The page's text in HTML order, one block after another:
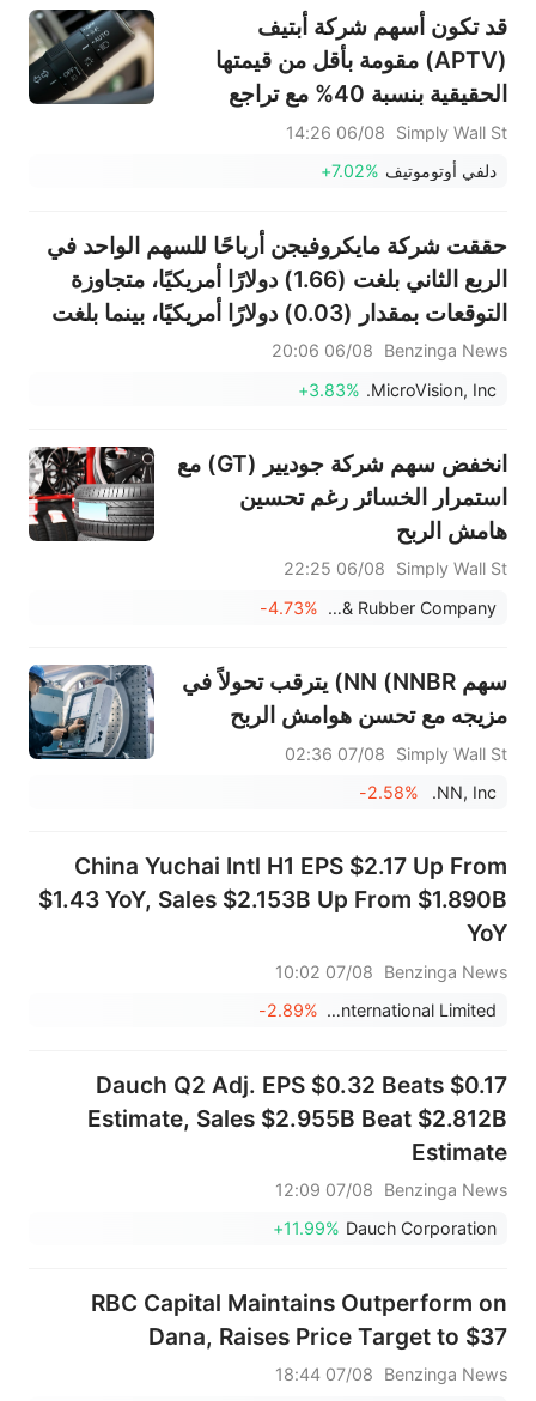
قد تكون أسهم شركة أبتيف
(APTV) مقومة بأقل من قيمتها
الحقيقية بنسبة 40% مع تراجع
التوقعات وانخفاض معنويات
المستثمرين.
Simply Wall St
06/08 14:26
دلفي أوتوموتيف +7.02%
حققت شركة مايكروفيجن أرباحًا للسهم الواحد في
الربع الثاني بلغت (1.66) دولارًا أمريكيًا، متجاوزة
التوقعات بمقدار (0.03) دولارًا أمريكيًا، بينما بلغت
المبيعات 1.473 مليون دولار أمريكي، متجاوزة
التوقعات بمقدار 200 ألف دولار أمريكي.
Benzinga News
06/08 20:06
MicroVision, Inc.
+3.83%
انخفض سهم شركة جوديير (GT) مع
استمرار الخسائر رغم تحسين
هامش الربح
Simply Wall St
06/08 22:25
Goodyear Tire & Rubber Company
-4.73%
سهم NN (NNBR) يترقب تحولاً في
مزيجه مع تحسن هوامش الربح
Simply Wall St
07/08 02:36
NN, Inc.
-2.58%
China Yuchai Intl H1 EPS $2.17 Up From
$1.43 YoY, Sales $2.153B Up From $1.890B
YoY
Benzinga News
07/08 10:02
China Yuchai International Limited
-2.89%
Dauch Q2 Adj. EPS $0.32 Beats $0.17
Estimate, Sales $2.955B Beat $2.812B
Estimate
Benzinga News
07/08 12:09
Dauch Corporation
+11.99%
RBC Capital Maintains Outperform on
Dana, Raises Price Target to $37
Benzinga News
07/08 18:44